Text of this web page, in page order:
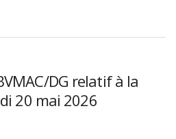
DG relatif à la
20 mai 2026